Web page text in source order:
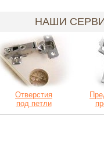
НАШИ
Отверстия
под петли